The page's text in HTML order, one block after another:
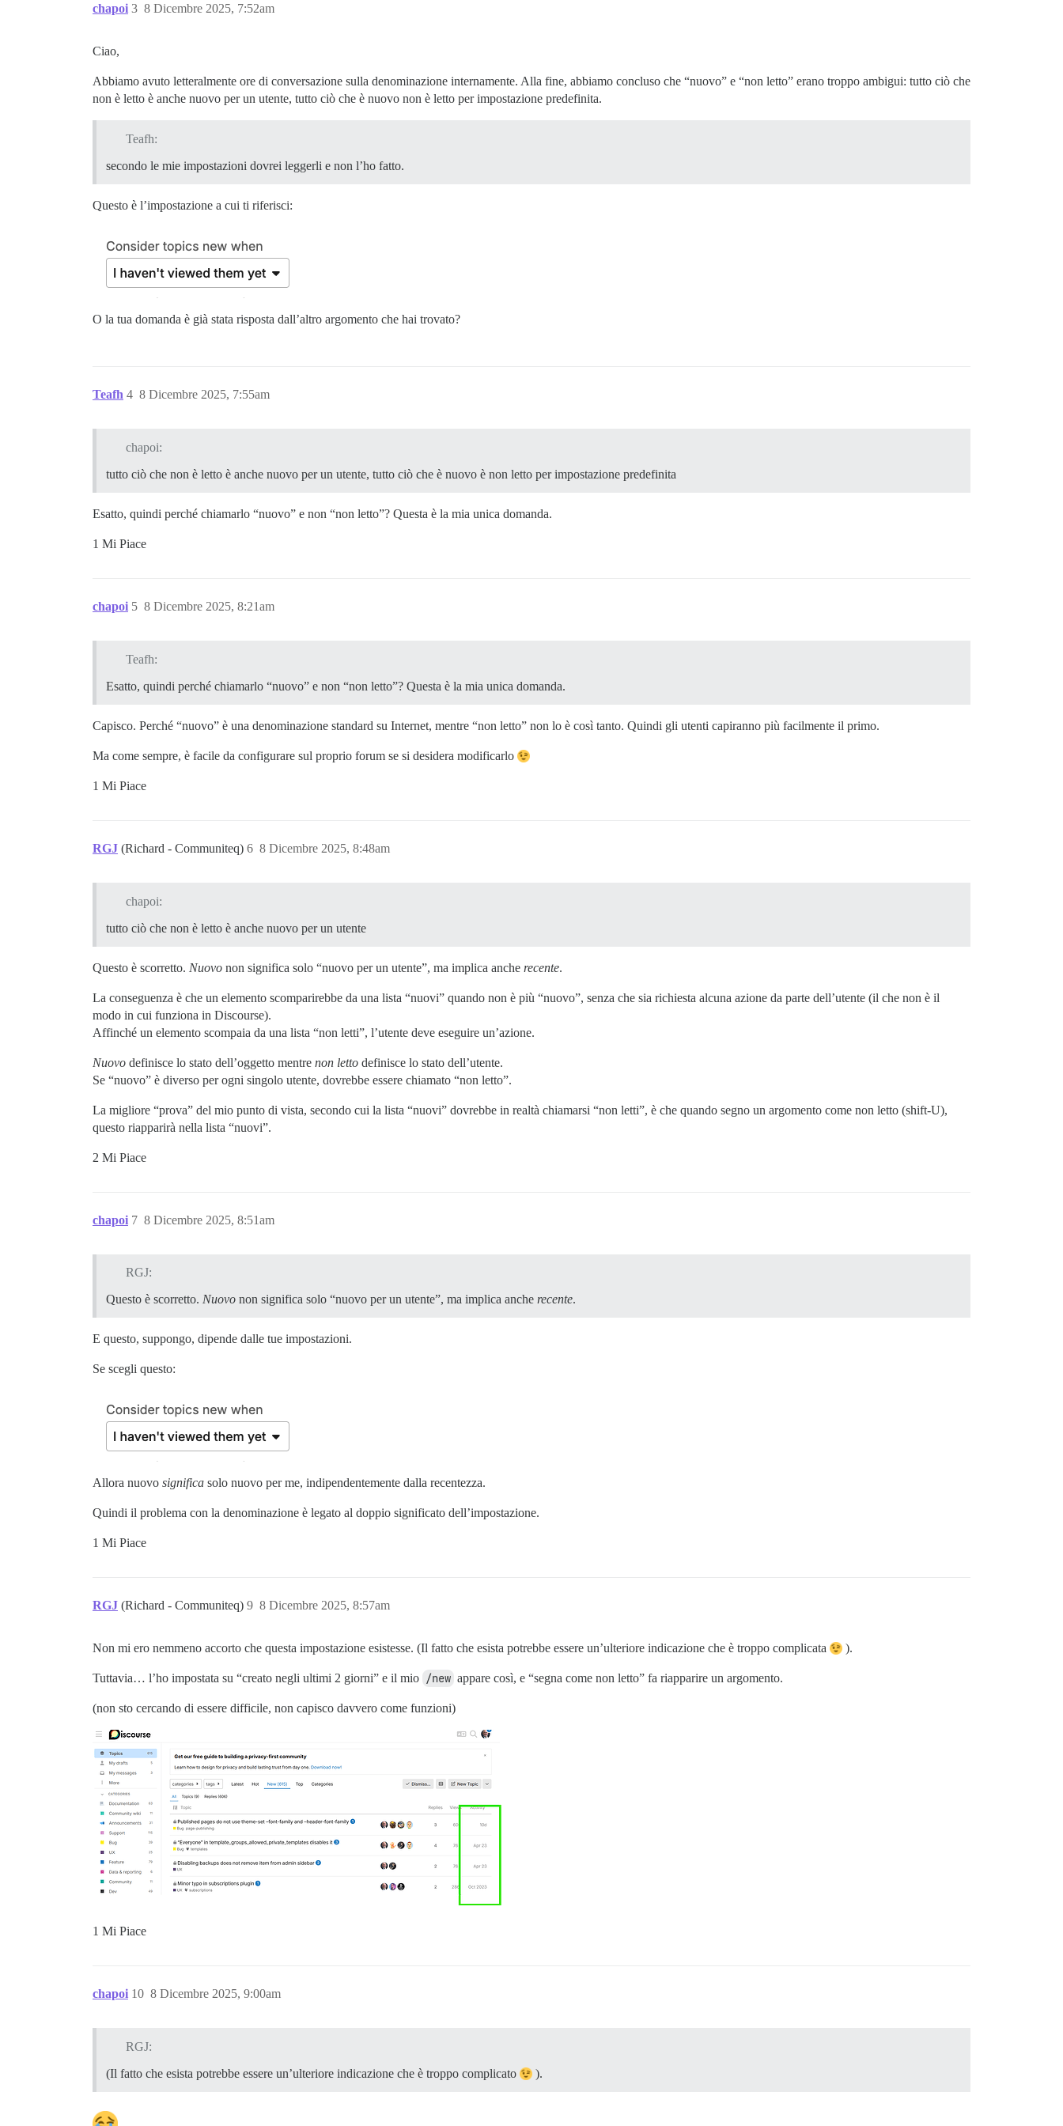
chapoi 8 Dicembre 2025, 7:52am
3
Ciao,
Abbiamo avuto letteralmente ore di conversazione sulla denominazione internamente. Alla fine, abbiamo concluso che “nuovo” e “non letto” erano troppo ambigui: tutto ciò che
non è letto è anche nuovo per un utente, tutto ciò che è nuovo non è letto per impostazione predefinita.
Teafh:
secondo le mie impostazioni dovrei leggerli e non l’ho fatto.
Questo è l’impostazione a cui ti riferisci:
O la tua domanda è già stata risposta dall’altro argomento che hai trovato?
Teafh 8 Dicembre 2025, 7:55am
4
chapoi:
tutto ciò che non è letto è anche nuovo per un utente, tutto ciò che è nuovo è non letto per impostazione predefinita
Esatto, quindi perché chiamarlo “nuovo” e non “non letto”? Questa è la mia unica domanda.
1 Mi Piace
chapoi 8 Dicembre 2025, 8:21am
5
Teafh:
Esatto, quindi perché chiamarlo “nuovo” e non “non letto”? Questa è la mia unica domanda.
Capisco. Perché “nuovo” è una denominazione standard su Internet, mentre “non letto” non lo è così tanto. Quindi gli utenti capiranno più facilmente il primo.
Ma come sempre, è facile da configurare sul proprio forum se si desidera modificarlo
1 Mi Piace
RGJ (Richard - Communiteq) 8 Dicembre 2025, 8:48am
6
chapoi:
tutto ciò che non è letto è anche nuovo per un utente
Questo è scorretto. Nuovo non significa solo “nuovo per un utente”, ma implica anche recente.
La conseguenza è che un elemento scomparirebbe da una lista “nuovi” quando non è più “nuovo”, senza che sia richiesta alcuna azione da parte dell’utente (il che non è il
modo in cui funziona in Discourse).
Affinché un elemento scompaia da una lista “non letti”, l’utente deve eseguire un’azione.
Nuovo definisce lo stato dell’oggetto mentre non letto definisce lo stato dell’utente.
Se “nuovo” è diverso per ogni singolo utente, dovrebbe essere chiamato “non letto”.
La migliore “prova” del mio punto di vista, secondo cui la lista “nuovi” dovrebbe in realtà chiamarsi “non letti”, è che quando segno un argomento come non letto (shift-U),
questo riapparirà nella lista “nuovi”.
2 Mi Piace
chapoi 8 Dicembre 2025, 8:51am
7
RGJ:
Questo è scorretto. Nuovo non significa solo “nuovo per un utente”, ma implica anche recente.
E questo, suppongo, dipende dalle tue impostazioni.
Se scegli questo:
Allora nuovo significa solo nuovo per me, indipendentemente dalla recentezza.
Quindi il problema con la denominazione è legato al doppio significato dell’impostazione.
1 Mi Piace
RGJ (Richard - Communiteq) 8 Dicembre 2025, 8:57am
9
Non mi ero nemmeno accorto che questa impostazione esistesse. (Il fatto che esista potrebbe essere un’ulteriore indicazione che è troppo complicata ).
Tuttavia… l’ho impostata su “creato negli ultimi 2 giorni” e il mio /new appare così, e “segna come non letto” fa riapparire un argomento.
(non sto cercando di essere difficile, non capisco davvero come funzioni)
1 Mi Piace
chapoi 8 Dicembre 2025, 9:00am
10
RGJ:
(Il fatto che esista potrebbe essere un’ulteriore indicazione che è troppo complicato
).